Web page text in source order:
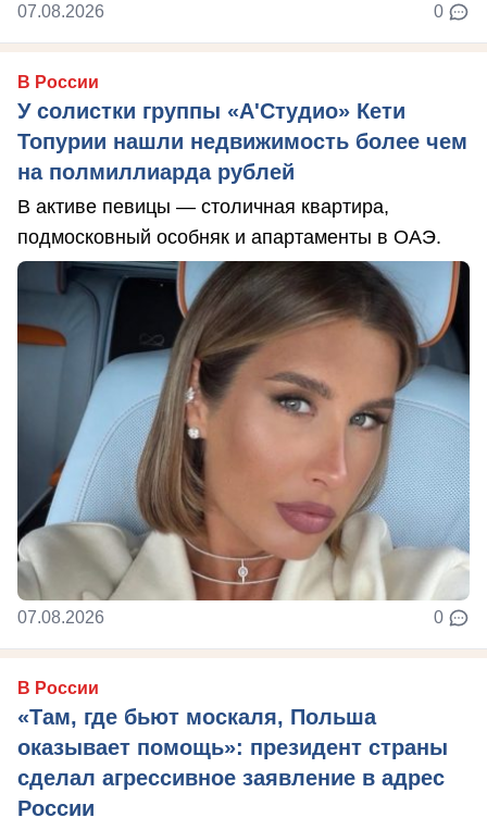
07.08.2026 0
В России
У солистки группы «А'Студио» Кети
Топурии нашли недвижимость более чем
на полмиллиарда рублей
В активе певицы — столичная квартира,
подмосковный особняк и апартаменты в ОАЭ.
07.08.2026 0
В России
«Там, где бьют москаля, Польша
оказывает помощь»: президент страны
сделал агрессивное заявление в адрес
России